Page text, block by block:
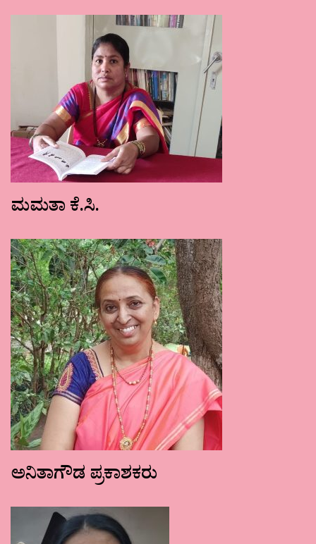
ಮಮತಾ ಕೆ.ಸಿ.
ಅನಿತಾಗೌಡ ಪ್ರಕಾಶಕರು